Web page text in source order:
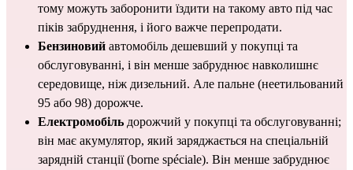
тому можуть заборонити їздити на такому авто під час
піків забруднення, і його важче перепродати.
Бензиновий автомобіль дешевший у покупці та
обслуговуванні, і він менше забруднює навколишнє
середовище, ніж дизельний. Але пальне (неетильований
95 або 98) дорожче.
Електромобіль дорожчий у покупці та обслуговуванні;
він має акумулятор, який заряджається на спеціальній
зарядній станції (borne spéciale). Він менше забруднює